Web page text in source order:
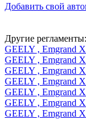
Добавить свой
Другие регламенты:
GEELY , Emgrand
GEELY , Emgrand
GEELY , Emgrand
GEELY , Emgrand
GEELY , Emgrand
GEELY , Emgrand
GEELY , Emgrand